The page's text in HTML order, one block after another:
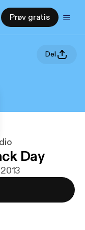
Prøv gratis
Del
Day